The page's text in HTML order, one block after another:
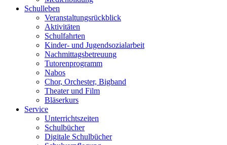
Schulleben
Veranstaltungsrückblick
Aktivitäten
Schulfahrten
Kinder- und Jugendsozialarbeit
Nachmittagsbetreuung
Tutorenprogramm
Nabos
Chor, Orchester, Bigband
Theater und Film
Bläserkurs
Service
Unterrichtszeiten
Schulbücher
Digitale Schulbücher